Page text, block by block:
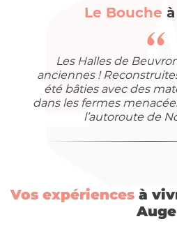
Le Bouche
Les Halles de
anciennes !
été bâties avec des
dans les fermes
l’autoroute de
Vos expériences à
Auge